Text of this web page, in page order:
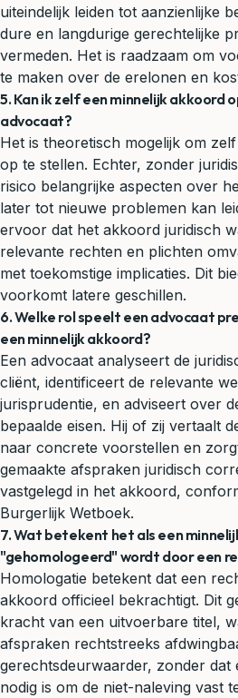
uiteindelijk leiden tot aanzienlijke
dure en langdurige gerechtelijke
vermeden. Het is raadzaam om
te maken over de erelonen en
5. Kan ik zelf een minnelijk akkoord
advocaat?
Het is theoretisch mogelijk om
op te stellen. Echter, zonder
risico belangrijke aspecten over
later tot nieuwe problemen kan
ervoor dat het akkoord juridisch
relevante rechten en plichten
met toekomstige implicaties. Dit
voorkomt latere geschillen.
6. Welke rol speelt een advocaat
een minnelijk akkoord?
Een advocaat analyseert de
cliënt, identificeert de relevante
jurisprudentie, en adviseert over
bepaalde eisen. Hij of zij vertaalt
naar concrete voorstellen en
gemaakte afspraken juridisch
vastgelegd in het akkoord,
Burgerlijk Wetboek.
7. Wat betekent het als een
"gehomologeerd" wordt door een
Homologatie betekent dat een
akkoord officieel bekrachtigt. Dit
kracht van een uitvoerbare titel,
afspraken rechtstreeks
gerechtsdeurwaarder, zonder dat
nodig is om de niet-naleving vast